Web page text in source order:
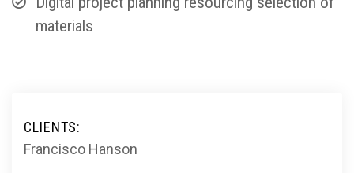
materials
CLIENTS:
Francisco Hanson